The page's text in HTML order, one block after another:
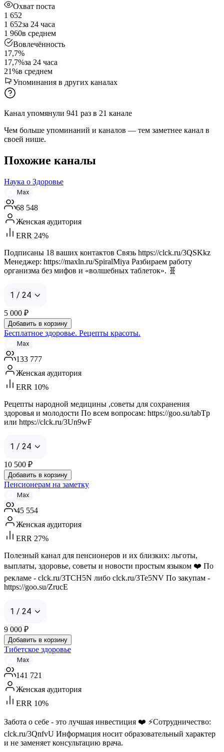
Охват поста
1 652
1 652за 24 часа
1 960в среднем
Вовлечённость
17,7%
17,7%за 24 часа
21%в среднем
Упоминания в других каналах
Канал упомянули 941 раз в 21 канале
Чем больше упоминаний и каналов — тем заметнее канал в
своей нише.
Похожие каналы
Наука о Здоровье
Max
68 548
Женская аудитория
ERR 24%
Подписаны 18 ваших контактов Связь https://clck.ru/3QSKkz
Менеджер: https://maxln.ru/SpiralMiya Разбираем работу
организма без мифов и «волшебных таблеток». 🧬
1 / 24
5 000 ₽
Добавить в корзину
Бесплатное здоровье. Рецепты красоты.
Max
133 777
Женская аудитория
ERR 10%
Рецепты народной медицины ,советы для сохранения
здоровья и молодости По всем вопросам: https://goo.su/tabTp
или https://clck.ru/3Un9wF
1 / 24
10 500 ₽
Добавить в корзину
Пенсионерам на заметку
Max
45 554
Женская аудитория
ERR 27%
Полезный канал для пенсионеров и их близких: льготы,
выплаты, здоровье, советы и новости простым языком ❤️ По
рекламе - clck.ru/3TCH5N либо clck.ru/3Te5NV По закупам -
https://goo.su/ZrucE
1 / 24
9 000 ₽
Добавить в корзину
Тибетское здоровье
Max
141 721
Женская аудитория
ERR 10%
Забота о себе - это лучшая инвестиция ❤️ ⚡️Сотрудничество:
clck.ru/3QnfvU Информация носит образовательный характер
и не заменяет консультацию врача.